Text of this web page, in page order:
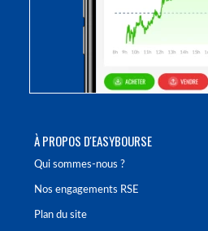
À PROPOS D'EASYBOURSE
Qui sommes-nous ?
Nos engagements RSE
Plan du site